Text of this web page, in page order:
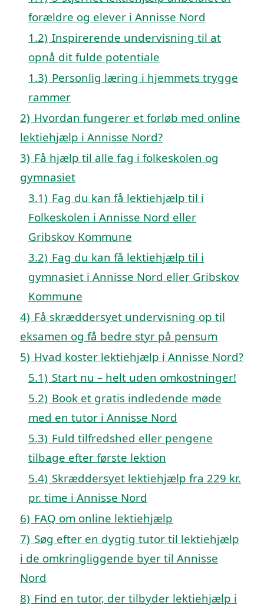
forældre og elever i Annisse Nord
1.2) Inspirerende undervisning til at
opnå dit fulde potentiale
1.3) Personlig læring i hjemmets trygge
rammer
2) Hvordan fungerer et forløb med online
lektiehjælp i Annisse Nord?
3) Få hjælp til alle fag i folkeskolen og
gymnasiet
3.1) Fag du kan få lektiehjælp til i
Folkeskolen i Annisse Nord eller
Gribskov Kommune
3.2) Fag du kan få lektiehjælp til i
gymnasiet i Annisse Nord eller Gribskov
Kommune
4) Få skræddersyet undervisning op til
eksamen og få bedre styr på pensum
5) Hvad koster lektiehjælp i Annisse Nord?
5.1) Start nu – helt uden omkostninger!
5.2) Book et gratis indledende møde
med en tutor i Annisse Nord
5.3) Fuld tilfredshed eller pengene
tilbage efter første lektion
5.4) Skræddersyet lektiehjælp fra 229 kr.
pr. time i Annisse Nord
6) FAQ om online lektiehjælp
7) Søg efter en dygtig tutor til lektiehjælp
i de omkringliggende byer til Annisse
Nord
8) Find en tutor, der tilbyder lektiehjælp i